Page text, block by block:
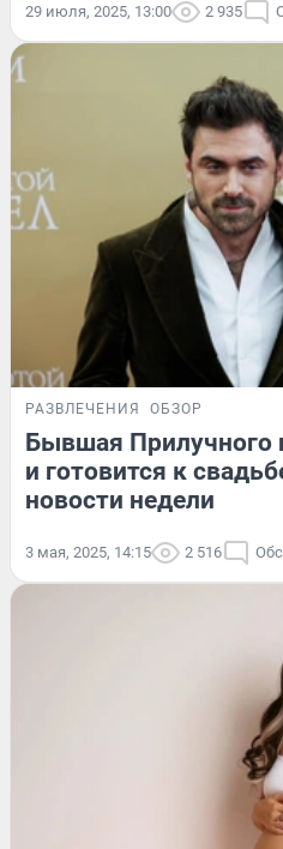
29 июля, 2025, 13:00 2 935
РАЗВЛЕЧЕНИЯ ОБЗОР
Бывшая Прилучного
и готовится к
новости недели
3 мая, 2025, 14:15 2 516